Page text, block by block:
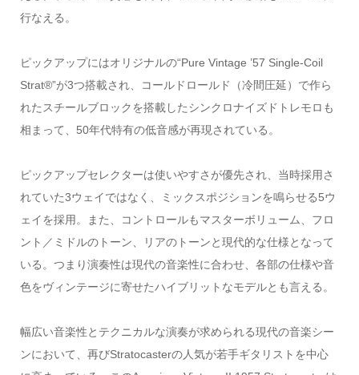
行なえる。
ピックアップにはオリジナルの“Pure Vintage ’57 Single-Coil
Strat®”が3つ搭載され、コールドロールド（冷間圧延）で作ら
れたスチールブロックを搭載したシンクロナイズドトレモロも
相まって、50年代特有の低音感が再現されている。
ピックアップセレクターは使いやすさが優先され、当時採用さ
れていた3ウェイではなく、ミックスポジションを鳴らせる5ウ
ェイを採用。また、コントロールもマスターボリューム、フロ
ント／ミドルのトーン、リアのトーンと現代的な仕様となって
いる。つまり演奏性は現代の音楽性に合わせ、各部の仕様や音
色をヴィンテージに寄せたハイブリットなモデルとも言える。
幅広い音楽性とテクニカルな演奏が求められる現代の音楽シー
ンにおいて、再びStratocasterの人気が若手ギタリストを中心